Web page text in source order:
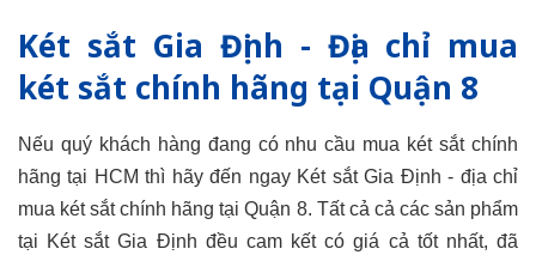
Két sắt Gia Định - Địa chỉ mua
két sắt chính hãng tại Quận 8
Nếu quý khách hàng đang có nhu cầu mua két sắt chính
hãng tại HCM thì hãy đến ngay Két sắt Gia Định - địa chỉ
mua két sắt chính hãng tại Quận 8. Tất cả cả các sản phẩm
tại Két sắt Gia Định đều cam kết có giá cả tốt nhất, đã